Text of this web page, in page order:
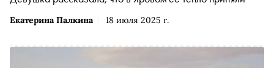
Екатерина Палкина 18 июля 2025 г.